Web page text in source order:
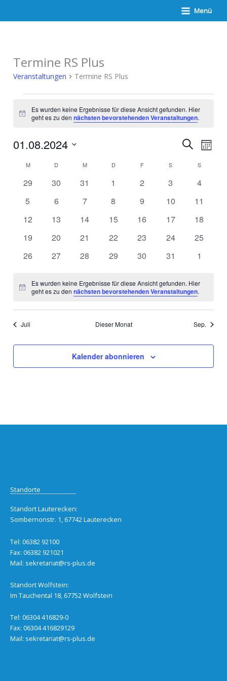
Menü
Termine RS Plus
Veranstaltungen Termine RS Plus
Veranstaltungen
Hinweis
Es wurden keine Ergebnisse für diese Ansicht gefunden. Hier
geht es zu den nächsten bevorstehenden Veranstaltungen.
Suche
Ansichten,
Navigation
SucheMonat
01.08.2024
wählen.
Kalender
Veranstaltungen
MMONTAG D DIENSTAG
M MITTWOCH
DDONNERSTAG
FFREITAG S SAMSTAGS
0
29
0
30
0
31
0
1
0
2
0
3
0
4
0
5
0
6
0
7
0
8
0
9
0
10
0
11
0
12
0
13
0
14
0
15
0
16
0
17
0
18
0
19
0
20
0
21
0
22
0
23
0
24
0
25
0
26
0
27
0
28
0
29
0
30
0
31
0
1
Hinweis
Es wurden keine Ergebnisse für diese Ansicht gefunden. Hier
geht es zu den nächsten bevorstehenden Veranstaltungen.
Juli Dieser Monat Sep.
Kalender abonnieren
Standorte
Standort Lauterecken:
Sombernonstr. 1, 67742 Lauterecken
Tel: 06382 92100
Fax: 06382 921021
Mail: sekretariat@rs-plus.de
Standort Wolfstein:
Im Tauchental 18, 67752 Wolfstein
Tel: 06304 416829-0
Fax: 06304 416829129
Mail: sekretariat@rs-plus.de